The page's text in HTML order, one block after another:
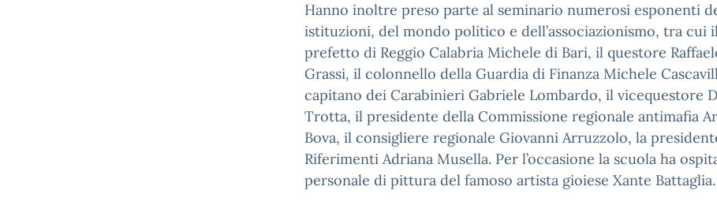
Hanno inoltre preso parte al seminario numerosi esponenti
istituzioni, del mondo politico e dell’associazionismo, tra cui
prefetto di Reggio Calabria Michele di Bari, il questore
Grassi, il colonnello della Guardia di Finanza Michele
capitano dei Carabinieri Gabriele Lombardo, il vicequestore
Trotta, il presidente della Commissione regionale antimafia
Bova, il consigliere regionale Giovanni Arruzzolo, la
Riferimenti Adriana Musella. Per l’occasione la scuola ha
personale di pittura del famoso artista gioiese Xante Battaglia.